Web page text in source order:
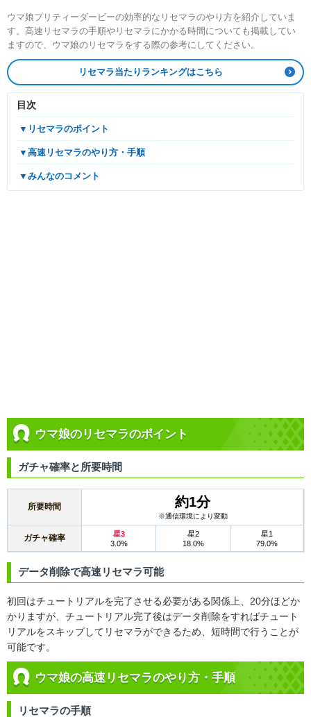
ウマ娘プリティーダービーの効率的なリセマラのやり方を紹介していま
す。高速リセマラの手順やリセマラにかかる時間についても掲載してい
ますので、ウマ娘のリセマラをする際の参考にしてください。
リセマラ当たりランキングはこちら
目次
▼リセマラのポイント
▼高速リセマラのやり方・手順
▼みんなのコメント
ウマ娘のリセマラのポイント
ガチャ確率と所要時間
所要時間 約1分
※通信環境により変動
ガチャ確率
星3
3.0%
星2
18.0%
星1
79.0%
データ削除で高速リセマラ可能
初回はチュートリアルを完了させる必要がある関係上、20分ほどか
かりますが、チュートリアル完了後はデータ削除をすればチュート
リアルをスキップしてリセマラができるため、短時間で行うことが
可能です。
ウマ娘の高速リセマラのやり方・手順
リセマラの手順